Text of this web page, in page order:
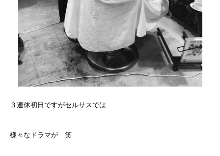
３連休初日ですがセルサスでは
様々なドラマが 笑